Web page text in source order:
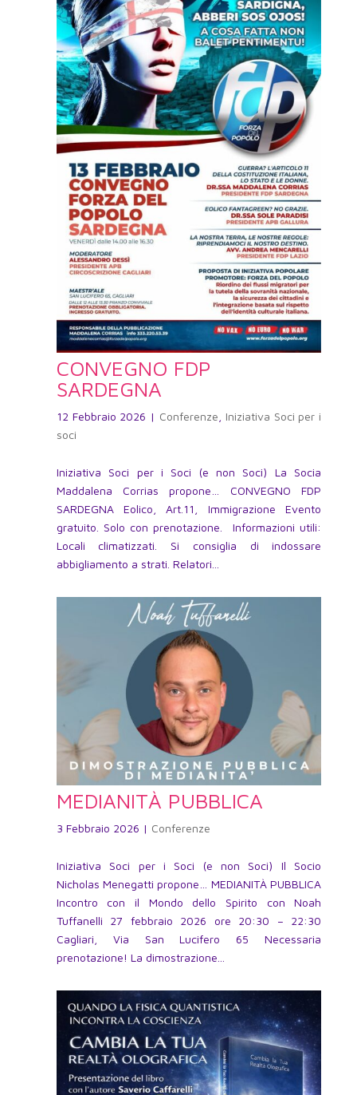
CONVEGNO FDP
SARDEGNA
12 Febbraio 2026 | Conferenze
Iniziativa Soci per i
soci
Iniziativa Soci per i Soci (e non Soci) La Socia
Maddalena Corrias propone… CONVEGNO FDP
SARDEGNA Eolico, Art.11, Immigrazione Evento
gratuito. Solo con prenotazione. Informazioni utili:
Locali climatizzati. Si consiglia di indossare
abbigliamento a strati. Relatori...
MEDIANITÀ PUBBLICA
3 Febbraio 2026 | Conferenze
Iniziativa Soci per i Soci (e non Soci) Il Socio
Nicholas Menegatti propone… MEDIANITÀ PUBBLICA
Incontro con il Mondo dello Spirito con Noah
Tuffanelli 27 febbraio 2026 ore 20:30 – 22:30
Cagliari, Via San Lucifero 65 Necessaria
prenotazione! La dimostrazione...